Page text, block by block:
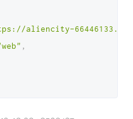
aliencity-
,